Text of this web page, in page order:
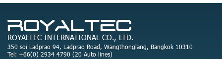
ROYALTEC INTERNATIONAL CO., LTD.
350 soi Ladprao 94, Ladprao Road, Wangthonglang, Bangkok 10310
Tel: +66(0) 2934 4790 (20 Auto lines)